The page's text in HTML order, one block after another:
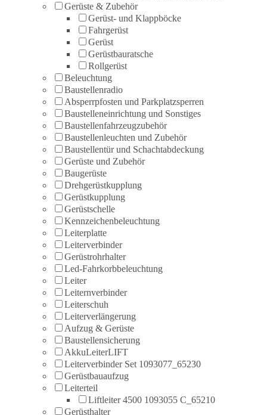
Gerüste & Zubehör
Gerüst- und Klappböcke
Fahrgerüst
Gerüst
Gerüstbauratsche
Rollgerüst
Beleuchtung
Baustellenradio
Absperrpfosten und Parkplatzsperren
Baustelleneinrichtung und Sonstiges
Baustellenfahrzeugzubehör
Baustellenleuchten und Zubehör
Baustellentür und Schachtabdeckung
Gerüste und Zubehör
Baugerüste
Drehgerüstkupplung
Gerüstkupplung
Gerüstschelle
Kennzeichenbeleuchtung
Leiterplatte
Leiterverbinder
Gerüstrohrhalter
Led-Fahrkorbbeleuchtung
Leiter
Leiternverbinder
Leiterschuh
Leiterverlängerung
Aufzug & Gerüste
Baustellensicherung
AkkuLeiterLIFT
Leiterverbinder Set 1093077_65230
Gerüstbauaufzug
Leiterteil
Liftleiter 4500 1093055 C_65210
Gerüsthalter